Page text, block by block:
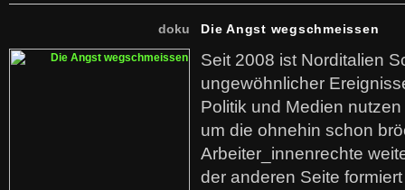
doku Die Angst wegschmeissen
Seit 2008 ist Norditalien
ungewöhnlicher
Politik und Medien
um die ohnehin schon
Arbeiter_innenrechte
der anderen Seite